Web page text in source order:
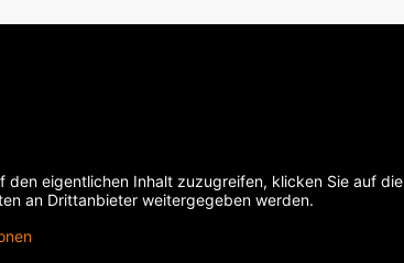
den eigentlichen Inhalt zuzugreifen, klicken Sie auf die
an Drittanbieter weitergegeben werden.